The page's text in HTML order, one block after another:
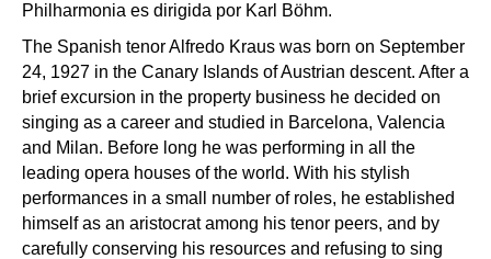
Philharmonia es dirigida por Karl Böhm.
The Spanish tenor Alfredo Kraus was born on September
24, 1927 in the Canary Islands of Austrian descent. After a
brief excursion in the property business he decided on
singing as a career and studied in Barcelona, Valencia
and Milan. Before long he was performing in all the
leading opera houses of the world. With his stylish
performances in a small number of roles, he established
himself as an aristocrat among his tenor peers, and by
carefully conserving his resources and refusing to sing